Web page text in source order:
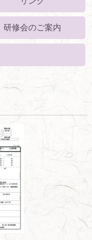
研修会のご案内